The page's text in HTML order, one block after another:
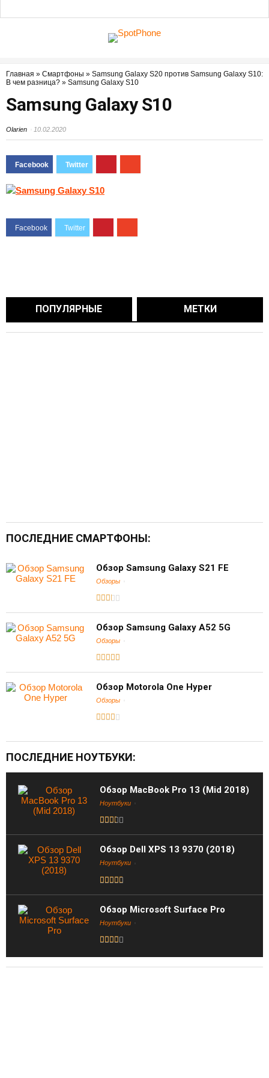
Главная » Смартфоны » Samsung Galaxy S20 против Samsung Galaxy S10:
В чем разница? » Samsung Galaxy S10
Samsung Galaxy S10
Olarien 10.02.2020
ПОПУЛЯРНЫЕ МЕТКИ
ПОСЛЕДНИЕ СМАРТФОНЫ:
Обзор Samsung Galaxy S21 FE
Обзоры
Обзор Samsung Galaxy A52 5G
Обзоры
Обзор Motorola One Hyper
Обзоры
ПОСЛЕДНИЕ НОУТБУКИ:
Обзор MacBook Pro 13 (Mid 2018)
Ноутбуки
Обзор Dell XPS 13 9370 (2018)
Ноутбуки
Обзор Microsoft Surface Pro
Ноутбуки